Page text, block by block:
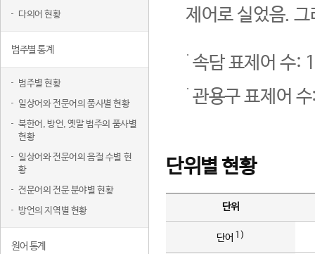
다의어 현황
범주별 통계
범주별 현황
일상어와 전문어의 품사별 현황
북한어, 방언, 옛말 범주의 품사별
현황
일상어와 전문어의 음절 수별 현
황
전문어의 전문 분야별 현황
방언의 지역별 현황
원어 통계
제어로 실었음.
속담 표제어 수:
관용구 표제어
단위별 현황
단위
단어 1)